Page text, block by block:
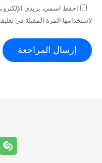
احفظ اسمي، بريدي
لاستخدامها المرة المقبلة في